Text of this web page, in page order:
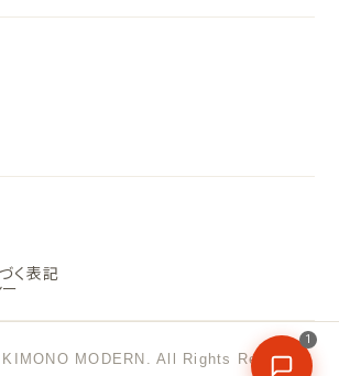
く表記
MODERN. All Rights Reserved.
1